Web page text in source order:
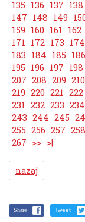
135 136 137 138
147 148 149
159 160 161 162
171 172 173 174
183 184 185 186
195 196 197 198
207 208 209 210
219 220 221 222
231 232 233 234
243 244 245
255 256 257 258
267 >> >|
nazaj
Share Tweet